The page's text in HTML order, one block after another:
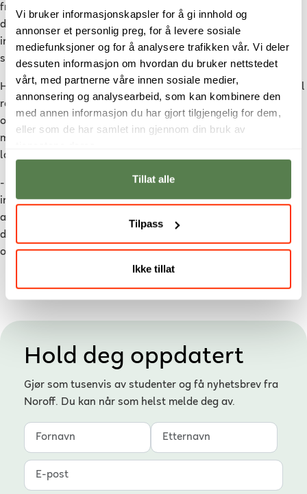
Vi bruker informasjonskapsler for å gi innhold og
annonser et personlig preg, for å levere sosiale
mediefunksjoner og for å analysere trafikken vår. Vi deler
dessuten informasjon om hvordan du bruker nettstedet
vårt, med partnerne våre innen sosiale medier,
annonsering og analysearbeid, som kan kombinere den
med annen informasjon du har gjort tilgjengelig for dem,
eller som de har samlet inn gjennom din bruk av
Tillat alle
Tilpass
Ikke tillat
fremtidige talenter som kan hjelpe dem med å sikre deres
digitale verdier. Samarbeidspartnere og bransjeeksperter er
involvert i utviklingen av utdanningen, noe som bidrar til å
sikre sterk relevans og kvalitet.
Høyskole-direktørenmener at programmet vil spille en sentral
rolle i å dekke behovet for kompetanse innen digital sikkerhet
og sikkerhetsstyring. Studentene vil være godt forberedt på å
møte de komplekse utfordringene som dagens digitale
landskap presenterer.
- Ved å fokusere på praktiske prosjekter og samarbeid med
industrien, sikrer vi at studentene får erfaringer som gjør dem
attraktive for arbeidsgivere. På sikt vil dette bidra til å styrke
den generelle sikkerheten i digitale systemer både nasjonalt
og internasjonalt, forklarer hun.
Hold deg oppdatert
Gjør som tusenvis av studenter og få nyhetsbrev fra
Noroff. Du kan når som helst melde deg av.
Fornavn
Etternavn
E-post